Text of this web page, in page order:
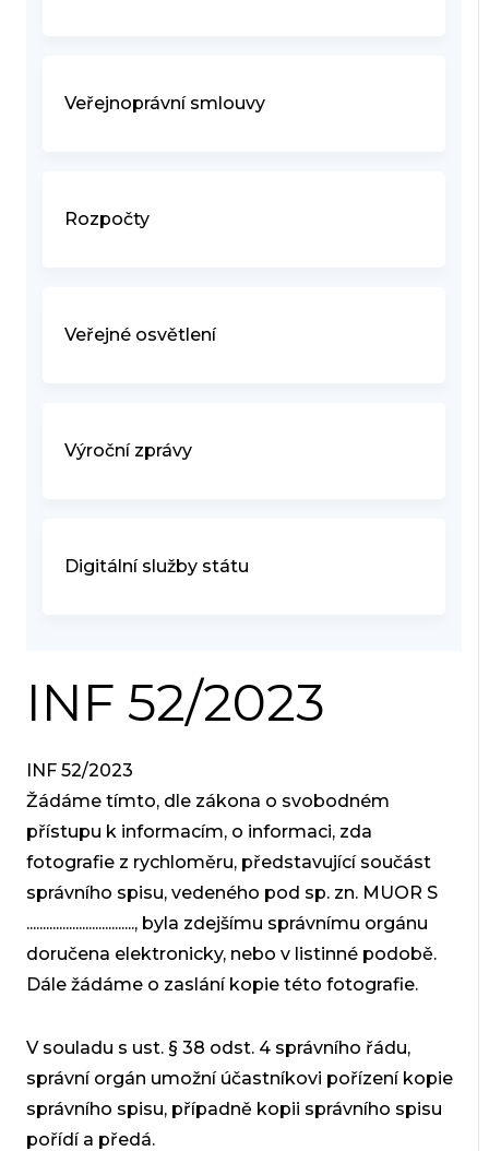
Veřejnoprávní smlouvy
Rozpočty
Veřejné osvětlení
Výroční zprávy
Digitální služby státu
INF 52/2023
INF 52/2023
Žádáme tímto, dle zákona o svobodném
přístupu k informacím, o informaci, zda
fotografie z rychloměru, představující součást
správního spisu, vedeného pod sp. zn. MUOR S
................................., byla zdejšímu správnímu orgánu
doručena elektronicky, nebo v listinné podobě.
Dále žádáme o zaslání kopie této fotografie.
V souladu s ust. § 38 odst. 4 správního řádu,
správní orgán umožní účastníkovi pořízení kopie
správního spisu, případně kopii správního spisu
pořídí a předá.